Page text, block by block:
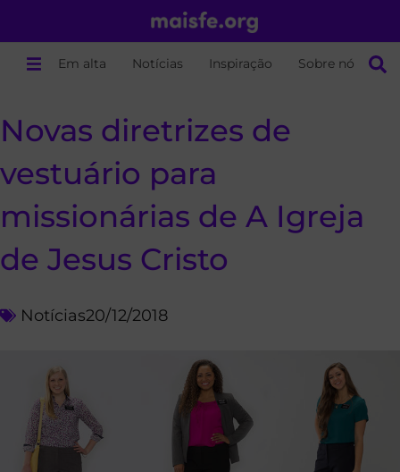
Em alta Notícias Inspiração Sobre nós
Novas diretrizes de
vestuário para
missionárias de A Igreja
de Jesus Cristo
Notícias20/12/2018